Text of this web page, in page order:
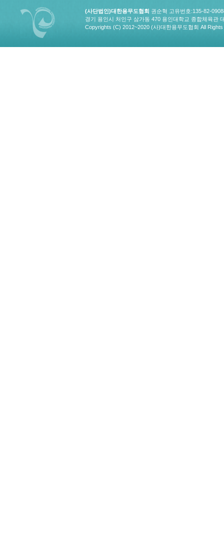
(사단법인)대한용무도협회 권순혁 고유번호:135-82-
경기 용인시 처인구 삼가동 470 용인대학교 종합체육관
Copyrights (C) 2012~2020 (사)대한용무도협회 All